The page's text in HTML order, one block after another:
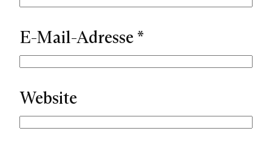
E-Mail-Adresse *
Website